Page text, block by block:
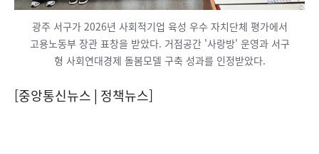
광주 서구가 2026년 사회적기업 육성 우수 자치단체 평가에서
고용노동부 장관 표창을 받았다. 거점공간 '사랑방' 운영과 서구
형 사회연대경제 돌봄모델 구축 성과를 인정받았다.
[중앙통신뉴스│정책뉴스]